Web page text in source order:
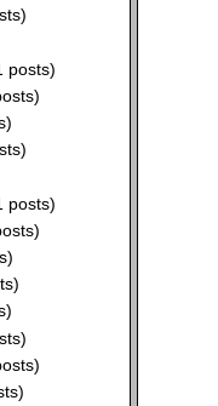
posts)
posts)